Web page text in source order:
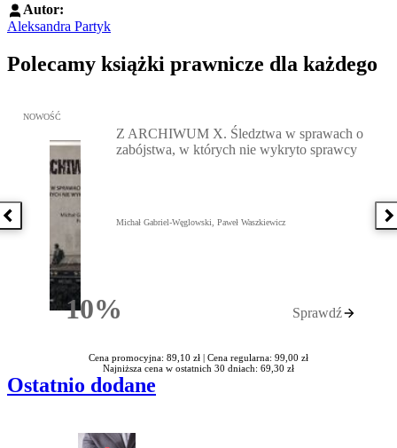
Autor:
Aleksandra Partyk
Polecamy książki prawnicze dla każdego
Poprzednia książka
Przejdź do: Z ARCHIWUM X. Śledztwa w sprawach o
NOWOŚĆ
10%Rabatu
Z ARCHIWUM X. Śledztwa w sprawach o
zabójstwa, w których nie wykryto sprawcy
Michał Gabriel-Węglowski, Paweł Waszkiewicz
Sprawdź
Cena promocyjna: 89,10 zł | Cena regularna: 99,00 zł
Najniższa cena w ostatnich 30 dniach: 69,30 zł
Ostatnio dodane